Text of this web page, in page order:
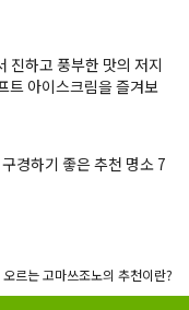
진하고 풍부한 맛의 저지
트 아이스크림을 즐겨보
경하기 좋은 추천 명소 7
르는 고마쓰조노의 추천이란? ?